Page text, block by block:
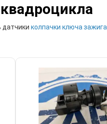
датчики колпачки ключа